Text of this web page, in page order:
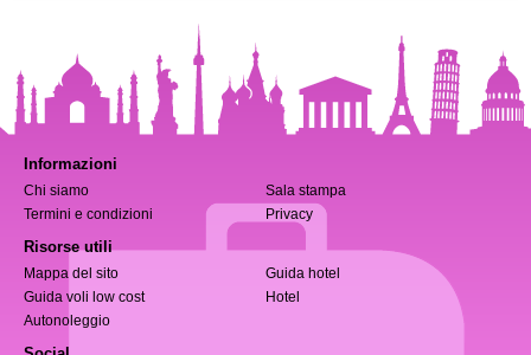
Informazioni
Chi siamo
Sala stampa
Termini e condizioni
Privacy
Risorse utili
Mappa del sito
Guida hotel
Guida voli low cost
Hotel
Autonoleggio